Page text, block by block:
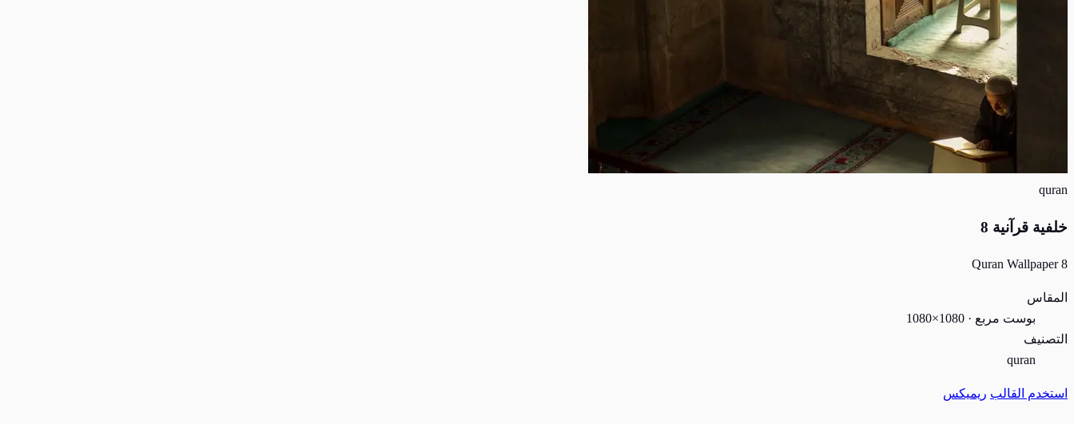
quran
خلفية قرآنية 8
Quran Wallpaper 8
المقاس
بوست مربع · 1080×1080
التصنيف
quran
استخدم القالب ريميكس